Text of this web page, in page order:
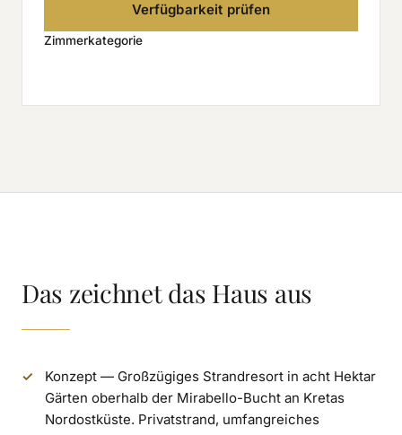
Verfügbarkeit prüfen
Zimmerkategorie
Das zeichnet das Haus aus
Konzept — Großzügiges Strandresort in acht Hektar
Gärten oberhalb der Mirabello-Bucht an Kretas
Nordostküste. Privatstrand, umfangreiches